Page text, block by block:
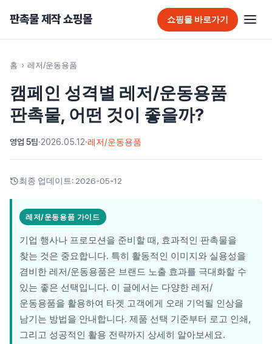
판촉물 제작 쇼핑몰
추천 판촉물
가방
가정/생활용품
골프용품
달력/다이어리
레저/운동용품
명품자개상품
문구용품
쇼핑몰 바로가기
홈 › 레저/운동용품
캠페인 성격별 레저/운동용품
판촉물, 어떤 것이 좋을까?
영업 5팀·2026.05.12·레저/운동용품
최종 업데이트: 2026-05-12
레저/운동용품 가이드
기업 행사나 프로모션을 준비할 때, 효과적인 판촉물을
찾는 것은 중요합니다. 특히 활동적인 이미지와 실용성을
겸비한 레저/운동용품은 브랜드 노출 효과를 극대화할 수
있는 좋은 선택입니다. 이 글에서는 다양한 레저/
운동용품을 활용하여 타겟 고객에게 오래 기억될 인상을
남기는 방법을 안내합니다. 제품 선택 기준부터 로고 인쇄,
그리고 성공적인 활용 전략까지 상세히 알아보세요.